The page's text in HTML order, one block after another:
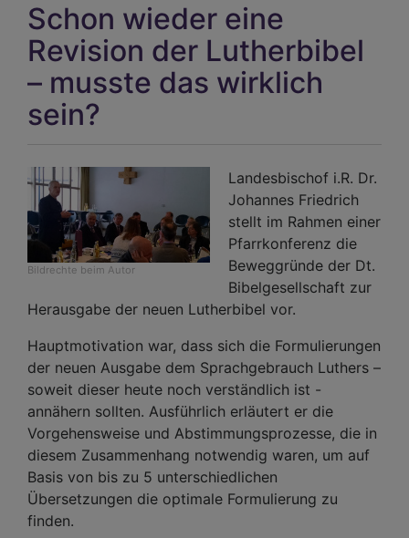
Schon wieder eine
Revision der Lutherbibel
– musste das wirklich
sein?
Bildrechte beim Autor
Landesbischof i.R. Dr.
Johannes Friedrich
stellt im Rahmen einer
Pfarrkonferenz die
Beweggründe der Dt.
Bibelgesellschaft zur
Herausgabe der neuen Lutherbibel vor.
Hauptmotivation war, dass sich die Formulierungen
der neuen Ausgabe dem Sprachgebrauch Luthers –
soweit dieser heute noch verständlich ist -
annähern sollten. Ausführlich erläutert er die
Vorgehensweise und Abstimmungsprozesse, die in
diesem Zusammenhang notwendig waren, um auf
Basis von bis zu 5 unterschiedlichen
Übersetzungen die optimale Formulierung zu
finden.